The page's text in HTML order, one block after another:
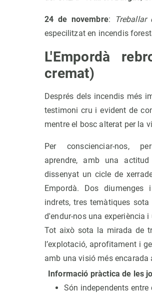
24 de novembre:
especilitzat en incendis
L'Empordà
cremat)
Després dels incendis més
testimoni cru i evident de
mentre el bosc alterat per la
Per conscienciar-nos,
aprendre, amb una
dissenyat un cicle de
Empordà. Dos
indrets, tres temàtiques
d'endur-nos una experiència
Tot això sota la mirada de
l’explotació, aprofitament i
amb una visió més
Informació pràctica de les
Són independents